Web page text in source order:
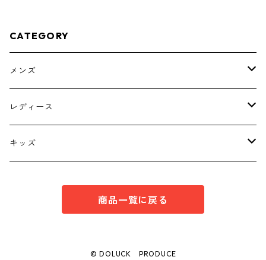
CATEGORY
メンズ
トップス
ボトムス
レディース
トップス
キッズ
商品一覧に戻る
© DOLUCK PRODUCE